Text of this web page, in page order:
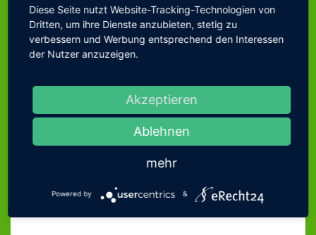
RELIGIÖSE ERZIEHUNG
SPRACHFÖRDERUNG
MITTAGSTISCH
KINDERGARTEN-
FESTE
ZUSAMMENARBEIT
TEAMARBEIT
Trägerschaft. Daher ist religiöse Erziehung ein
fester Bestandteil unserer pädagogischen Arbeit.
Dies äußert sich zum Einen im Thematisieren und
Familiengottesdiensten, Gebeten, christlichen
Liedern und altersangemessenen biblischen
Geschichten.
Zum Anderen sind sich die pädagogischen
Mitarbeiterinnen ihrer Rolle als Vorbilder für die
Kinder im täglichen Umgang miteinander
u.a. an Werten wie Verstehen, Verzeihen, Trösten,
Diese Seite nutzt Website-Tracking-Technologien von
Dritten, um ihre Dienste anzubieten, stetig zu
verbessern und Werbung entsprechend den Interessen
der Nutzer anzuzeigen.
Akzeptieren
Ablehnen
mehr
Powered by &